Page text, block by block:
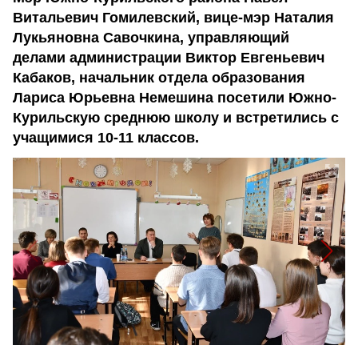
Витальевич Гомилевский, вице-мэр Наталия
Лукьяновна Савочкина, управляющий
делами администрации Виктор Евгеньевич
Кабаков, начальник отдела образования
Лариса Юрьевна Немешина посетили Южно-
Курильскую среднюю школу и встретились с
учащимися 10-11 классов.